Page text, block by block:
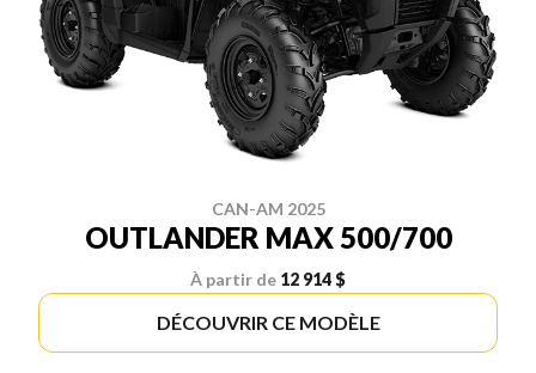
CAN-AM 2025
OUTLANDER MAX 500/700
À partir de 12 914 $
DÉCOUVRIR CE MODÈLE